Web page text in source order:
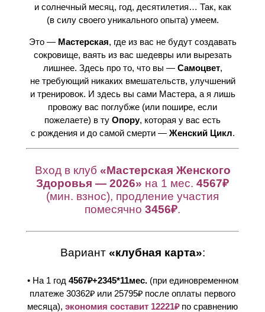
и солнечный месяц, год, десятилетия… Так, как
(в силу своего уникального опыта) умеем.
Это — Мастерская, где из вас не будут создавать
сокровище, ваять из вас шедевры или вырезать
лишнее. Здесь про то, что вы — Самоцвет,
не требующий никаких вмешательств, улучшений
и тренировок. И здесь вы сами Мастера, а я лишь
провожу вас поглубже (или пошире, если
пожелаете) в ту Опору, которая у вас есть
с рождения и до самой смерти — Женский Цикл.
Вход в клуб «Мастерская Женского
Здоровья — 2026» на 1 мес. 4567₽
(мин. взнос), продление участия
помесячно 3456₽.
Вариант «клубная карта»:
• На 1 год 4567₽+2345*11мес.(при единовременном
платеже 30362₽ или 25795₽ после оплаты первого
месяца), экономия составит 12221₽по сравнению